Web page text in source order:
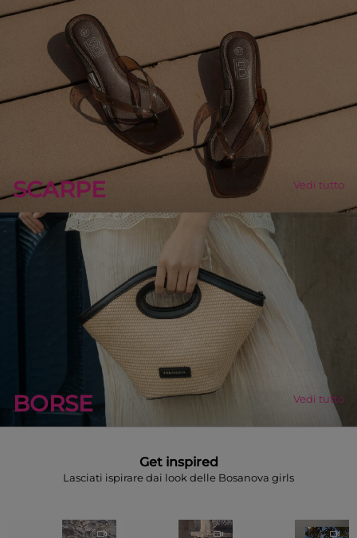
SCARPE Vedi tutto
BORSE Vedi tutto
Get inspired
Lasciati ispirare dai look delle Bosanova girls